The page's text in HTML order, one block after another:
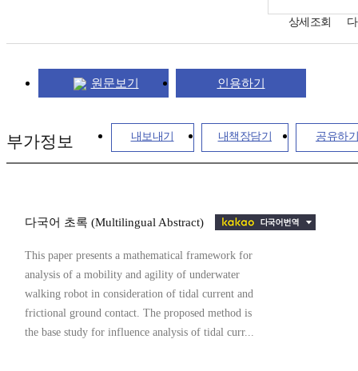
상세조회
원문보기 인용하기
내보내기 내책장담기 공유하기
부가정보
다국어 초록 (Multilingual Abstract)
This paper presents a mathematical framework for
analysis of a mobility and agility of underwater
walking robot in consideration of tidal current and
frictional ground contact. The proposed method is
the base study for influence analysis of tidal curr...